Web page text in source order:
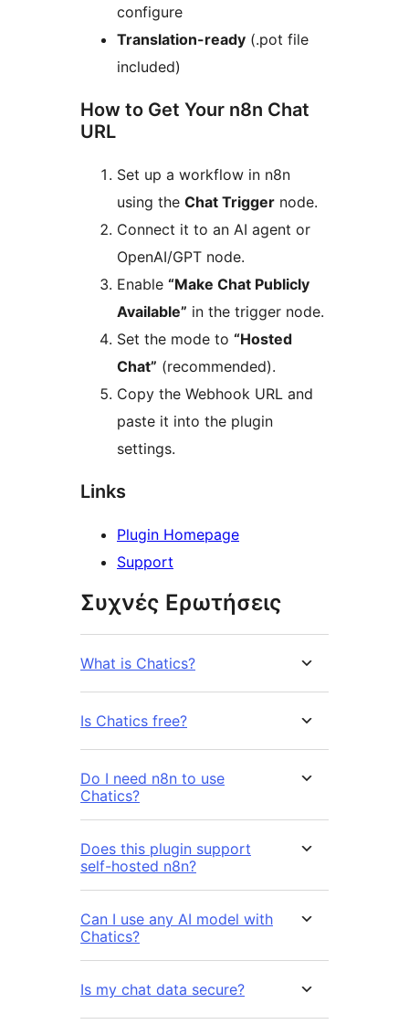
configure
Translation-ready (.pot file
included)
How to Get Your n8n Chat
URL
Set up a workflow in n8n
using the Chat Trigger node.
Connect it to an AI agent or
OpenAI/GPT node.
Enable “Make Chat Publicly
Available” in the trigger node.
Set the mode to “Hosted
Chat” (recommended).
Copy the Webhook URL and
paste it into the plugin
settings.
Links
Plugin Homepage
Support
Συχνές Ερωτήσεις
What is Chatics?
Is Chatics free?
Do I need n8n to use
Chatics?
Does this plugin support
self-hosted n8n?
Can I use any AI model with
Chatics?
Is my chat data secure?